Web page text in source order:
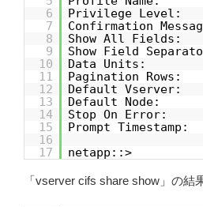
6
Privilege
7
Confirmation
8
Show All
9
Show Field
10
Data
11
Pagination
12
Default Vserver:
13
Default Node:
14
Stop On
15
Prompt Timestamp:
16
17
netapp::>
「vserver cifs share show」の結